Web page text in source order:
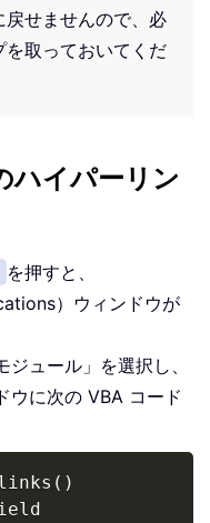
せませんので、必
取っておいてくだ
ハイパーリン
を押すと、
）ウィンドウが
ジュール」を選択し、
ウに次の VBA コード
( )